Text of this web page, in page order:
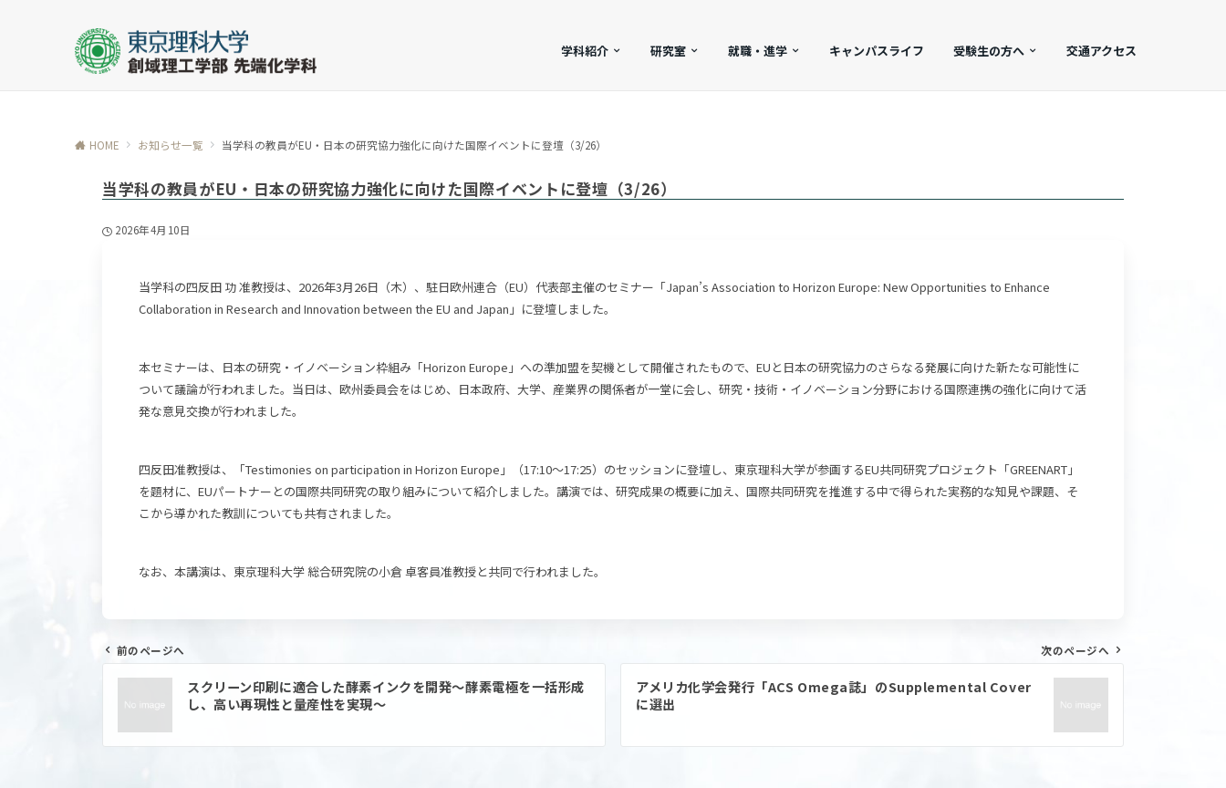
学科紹介 研究室 就職・進学 キャンパスライフ 受験生の方へ 交通アクセス
HOME お知らせ一覧 当学科の教員がEU・日本の研究協力強化に向けた国際イベントに登壇（3/26）
当学科の教員がEU・日本の研究協力強化に向けた国際イベントに登壇（3/26）
2026年4月10日
当学科の四反田 功 准教授は、2026年3月26日（木）、駐日欧州連合（EU）代表部主催のセミナー「Japan’s Association to Horizon Europe: New Opportunities to Enhance
Collaboration in Research and Innovation between the EU and Japan」に登壇しました。
本セミナーは、日本の研究・イノベーション枠組み「Horizon Europe」への準加盟を契機として開催されたもので、EUと日本の研究協力のさらなる発展に向けた新たな可能性に
ついて議論が行われました。当日は、欧州委員会をはじめ、日本政府、大学、産業界の関係者が一堂に会し、研究・技術・イノベーション分野における国際連携の強化に向けて活
発な意見交換が行われました。
四反田准教授は、「Testimonies on participation in Horizon Europe」（17:10～17:25）のセッションに登壇し、東京理科大学が参画するEU共同研究プロジェクト「GREENART」
を題材に、EUパートナーとの国際共同研究の取り組みについて紹介しました。講演では、研究成果の概要に加え、国際共同研究を推進する中で得られた実務的な知見や課題、そ
こから導かれた教訓についても共有されました。
なお、本講演は、東京理科大学 総合研究院の小倉 卓客員准教授と共同で行われました。
ゲ
前のページへ
スクリーン印刷に適合した酵素インクを開発～酵素電極を一括形成
し、高い再現性と量産性を実現～
次のページへ
アメリカ化学会発行「ACS Omega誌」のSupplemental Cover
に選出